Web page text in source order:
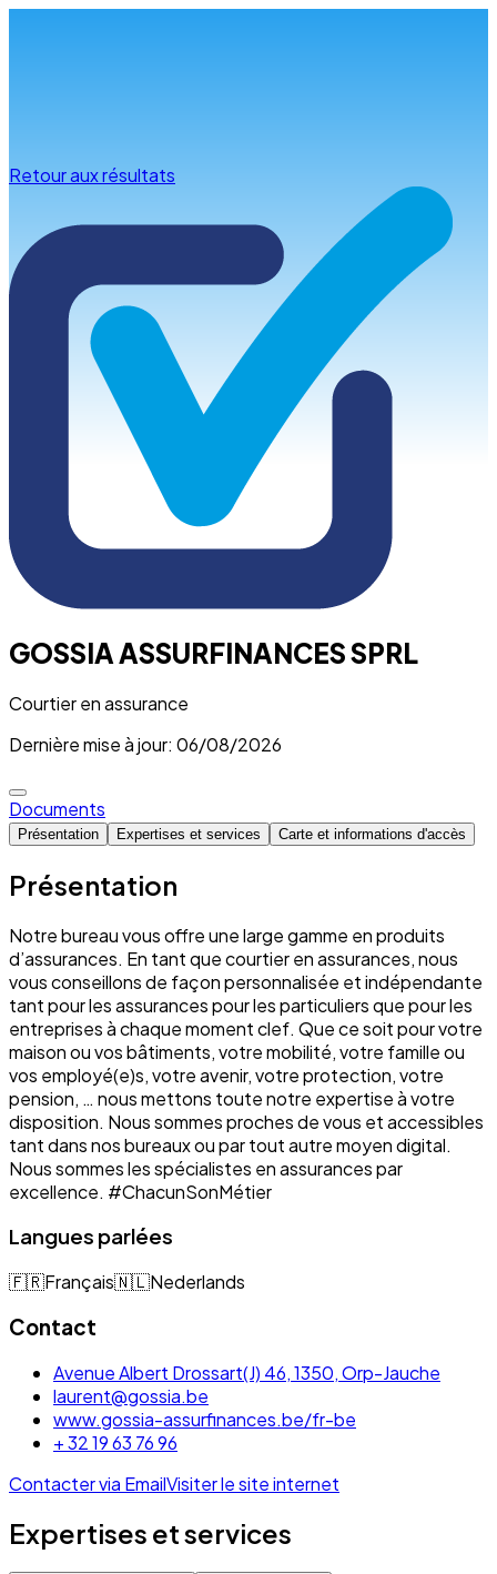
Retour aux résultats
GOSSIA ASSURFINANCES SPRL
Courtier en assurance
Dernière mise à jour: 06/08/2026
Documents
Présentation Expertises et services Carte et informations d'accès
Présentation
Notre bureau vous offre une large gamme en produits
d’assurances. En tant que courtier en assurances, nous
vous conseillons de façon personnalisée et indépendante
tant pour les assurances pour les particuliers que pour les
entreprises à chaque moment clef. Que ce soit pour votre
maison ou vos bâtiments, votre mobilité, votre famille ou
vos employé(e)s, votre avenir, votre protection, votre
pension, … nous mettons toute notre expertise à votre
disposition. Nous sommes proches de vous et accessibles
tant dans nos bureaux ou par tout autre moyen digital.
Nous sommes les spécialistes en assurances par
excellence. #ChacunSonMétier
Langues parlées
🇫🇷Français🇳🇱Nederlands
Contact
Avenue Albert Drossart(J) 46, 1350, Orp-Jauche
laurent@gossia.be
www.gossia-assurfinances.be/fr-be
+ 32 19 63 76 96
Contacter via EmailVisiter le site internet
Expertises et services